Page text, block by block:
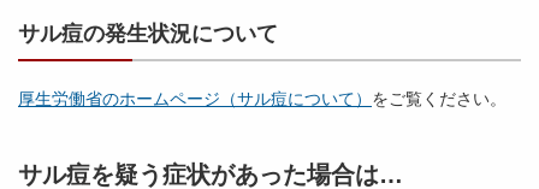
サル痘の発生状況について
厚生労働省のホームページ（サル痘について） をご覧ください。
サル痘を疑う症状があった場合は…